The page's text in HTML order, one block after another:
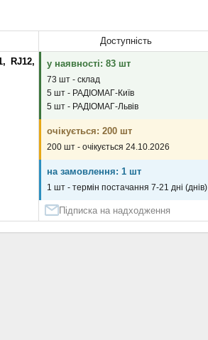
Доступність
RJ12,
у наявності: 83 шт
73 шт - склад
5 шт - РАДІОМАГ-Київ
5 шт - РАДІОМАГ-Львів
очікується: 200 шт
200 шт - очікується 24.10.2026
на замовлення: 1 шт
1 шт - термін постачання 7-21 дні (днів)
Підписка на надходження